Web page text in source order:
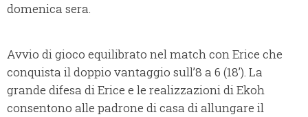
domenica sera.
Avvio di gioco equilibrato nel match con Erice che
conquista il doppio vantaggio sull’8 a 6 (18’). La
grande difesa di Erice e le realizzazioni di Ekoh
consentono alle padrone di casa di allungare il